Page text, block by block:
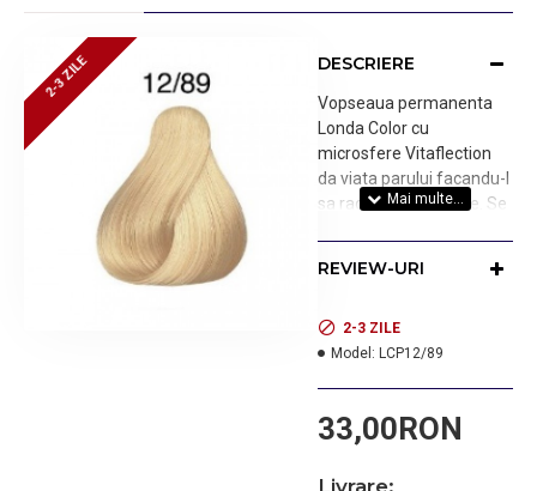
2-3 ZILE
2-3 ZILE DESCRIERE
Vopseaua permanenta
Londa Color cu
microsfere Vitaflection
da viata parului facandu-l
sa radieze de culoare. Se
Londa Color de vopsea
obtinerea celor mai bune
rezultate. Acopera firele
comparatie cu parul
pentru mascarea
REVIEW-URI
33,00RON
2-3 ZILE
Model: LCP12/89
Livrare: